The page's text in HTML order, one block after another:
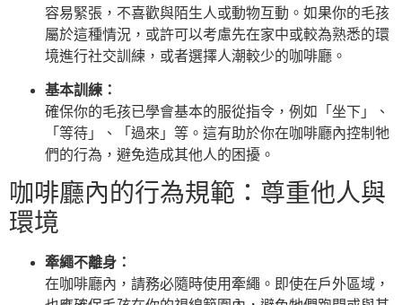
容易緊張，不喜歡與陌生人或動物互動。如果你的毛孩
屬於這種情況，或許可以考慮先在家中或較為熟悉的環
境進行社交訓練，或者選擇人潮較少的咖啡廳。
基本訓練：
確保你的毛孩已學會基本的服從指令，例如「坐下」、
「等待」、「過來」等。這有助於你在咖啡廳內控制牠
們的行為，避免造成其他人的困擾。
咖啡廳內的行為規範：尊重他人與
環境
牽繩不離身：
在咖啡廳內，請務必隨時使用牽繩。即使在戶外區域，